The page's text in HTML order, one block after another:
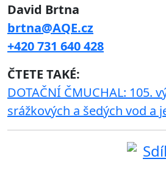
David Brtna
brtna@AQE.cz
+420 731 640 428
ČTETE TAKÉ:
DOTAČNÍ ČMUCHAL: 105.
srážkových a šedých vod a